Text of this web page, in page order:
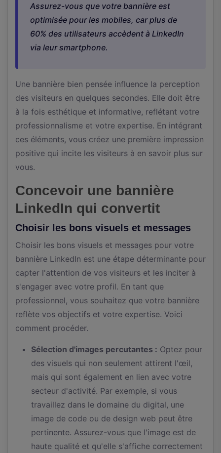
Assurez-vous que votre bannière est
optimisée pour les mobiles, car plus de
60% des utilisateurs accèdent à LinkedIn
via leur smartphone.
Une bannière bien pensée influence la perception
des visiteurs en quelques secondes. Elle doit être
à la fois esthétique et informative, reflétant votre
professionnalisme et votre expertise. En intégrant
ces éléments, vous créez une première impression
positive qui incite les visiteurs à en savoir plus sur
vous.
Concevoir une bannière
LinkedIn qui convertit
Choisir les bons visuels et messages
Choisir les bons visuels et messages pour votre
bannière LinkedIn est une étape déterminante pour
capter l'attention de vos visiteurs et les inciter à
s'engager avec votre profil. En tant que
professionnel, vous souhaitez que votre bannière
reflète vos objectifs et votre expertise. Voici
comment procéder.
Sélection d'images percutantes : Optez pour
des visuels qui non seulement attirent l'œil,
mais qui sont également en lien avec votre
secteur d'activité. Par exemple, si vous
travaillez dans le domaine du digital, une
image de code ou de design web peut être
pertinente. Assurez-vous que l'image est de
haute qualité et qu'elle s'affiche correctement